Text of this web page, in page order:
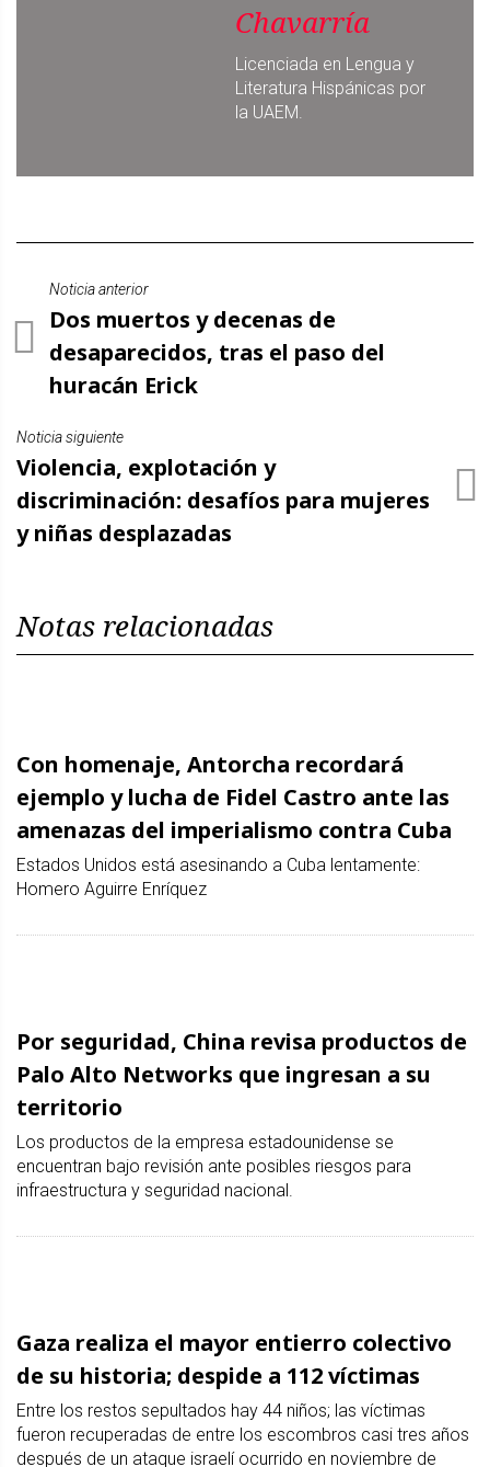
Chavarría
Licenciada en Lengua y
Literatura Hispánicas por
la UAEM.
Noticia anterior
Dos muertos y decenas de
desaparecidos, tras el paso del
huracán Erick
Noticia siguiente
Violencia, explotación y
discriminación: desafíos para mujeres
y niñas desplazadas
Notas relacionadas
Con homenaje, Antorcha recordará
ejemplo y lucha de Fidel Castro ante las
amenazas del imperialismo contra Cuba
Estados Unidos está asesinando a Cuba lentamente:
Homero Aguirre Enríquez
Por seguridad, China revisa productos de
Palo Alto Networks que ingresan a su
territorio
Los productos de la empresa estadounidense se
encuentran bajo revisión ante posibles riesgos para
infraestructura y seguridad nacional.
Gaza realiza el mayor entierro colectivo
de su historia; despide a 112 víctimas
Entre los restos sepultados hay 44 niños; las víctimas
fueron recuperadas de entre los escombros casi tres años
después de un ataque israelí ocurrido en noviembre de